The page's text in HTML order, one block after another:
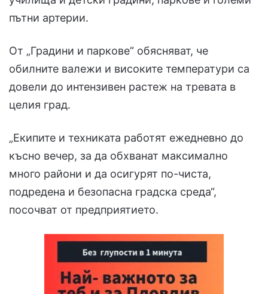
пътни артерии.
От „Градини и паркове“ обясняват, че
обилните валежи и високите температури са
довели до интензивен растеж на тревата в
целия град.
„Екипите и техниката работят ежедневно до
късно вечер, за да обхванат максимално
много райони и да осигурят по-чиста,
подредена и безопасна градска среда“,
посочват от предприятието.